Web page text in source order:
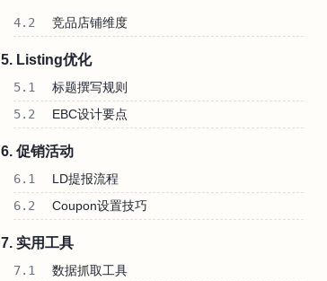
4.2 竞品店铺维度
5. Listing优化
5.1
标题撰写规则
5.2
EBC设计要点
6. 促销活动
6.1
LD提报流程
6.2
Coupon设置技巧
7. 实用工具
7.1
数据抓取工具